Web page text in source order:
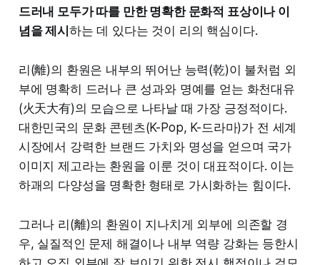
드러내 모두가 따를 만한 명확한 문화적 표상이나 이
념을 제시하는 데 있다는 것이 리의 핵심이다.
리(離)의 환원은 내부의 뛰어난 능력(乾)이 불처럼 외
부에 명확히 드러나 큰 성과와 명예를 얻는 화천대유
(火天大有)의 모습으로 나타날 때 가장 긍정적이다.
대한민국의 문화 콘텐츠(K-Pop, K-드라마)가 전 세계
시장에서 강력한 브랜드 가치와 명성을 얻으며 국가
이미지 제고라는 환원을 이룬 것이 대표적이다. 이는
하괘의 다양성을 명확한 형태로 가시화하는 힘이다.
그러나 리(離)의 환원이 지나치게 외부에 의존할 경
우, 실질적인 문제 해결이나 내부 역량 강화는 등한시